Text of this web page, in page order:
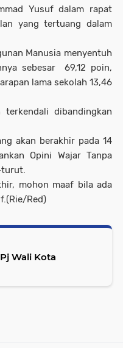
Yusuf dalam rapat
yang tertuang dalam
Manusia menyentuh
sebesar 69,12 poin,
lama sekolah 13,46
dibandingkan
akan berakhir pada 14
Opini Wajar Tanpa
turut.
mohon maaf bila ada
Red)
Wali Kota